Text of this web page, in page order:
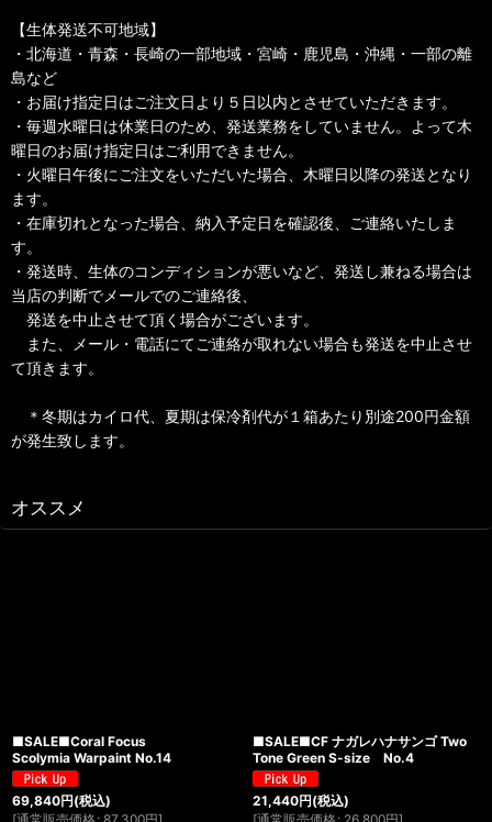
【生体発送不可地域】
・北海道・青森・長崎の一部地域・宮崎・鹿児島・沖縄・一部の離
島など
・お届け指定日はご注文日より５日以内とさせていただきます。
・毎週水曜日は休業日のため、発送業務をしていません。よって木
曜日のお届け指定日はご利用できません。
・火曜日午後にご注文をいただいた場合、木曜日以降の発送となり
ます。
・在庫切れとなった場合、納入予定日を確認後、ご連絡いたしま
す。
・発送時、生体のコンディションが悪いなど、発送し兼ねる場合は
当店の判断でメールでのご連絡後、
発送を中止させて頂く場合がございます。
また、メール・電話にてご連絡が取れない場合も発送を中止させ
て頂きます。
＊冬期はカイロ代、夏期は保冷剤代が１箱あたり別途200円金額
が発生致します。
オススメ
■SALE■Coral Focus
Scolymia Warpaint No.14
69,840円(税込)
■SALE■CF ナガレハナサンゴ Two
Tone Green S-size No.4
21,440円(税込)